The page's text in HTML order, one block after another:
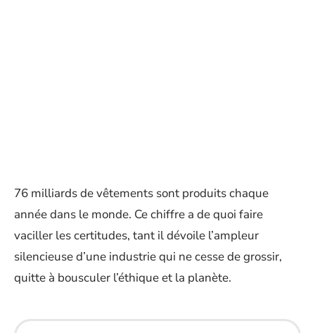
76 milliards de vêtements sont produits chaque
année dans le monde. Ce chiffre a de quoi faire
vaciller les certitudes, tant il dévoile l’ampleur
silencieuse d’une industrie qui ne cesse de grossir,
quitte à bousculer l’éthique et la planète.